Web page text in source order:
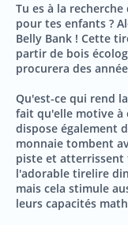
Tu es à la
pour tes enfants ?
Belly Bank ! Cette
partir de bois
procurera des
Qu'est-ce qui rend
fait qu'elle motive à
dispose également
monnaie tombent
piste et atterrissent
l'adorable tirelire
mais cela stimule
leurs capacités